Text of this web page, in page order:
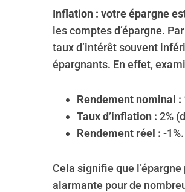
Inflation : votre épargne
les comptes d’épargne.
taux d’intérêt souvent
épargnants. En effet,
Rendement nominal :
Taux d’inflation : 2%
Rendement réel : -1%.
Cela signifie que
alarmante pour de